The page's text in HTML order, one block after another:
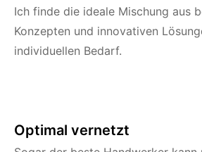
Ich finde die ideale Mischung aus
Konzepten und innovativen
individuellen Bedarf.
Optimal vernetzt